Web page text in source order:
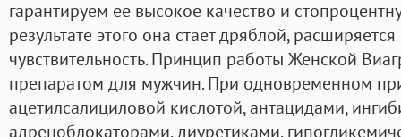
гарантируем ее высокое качество и
результате этого она стает дряблой,
чувствительность. Принцип работы Женской
препаратом для мужчин. При одновременном
ацетилсалициловой кислотой, антацидами,
адреноблокаторами, диуретиками,